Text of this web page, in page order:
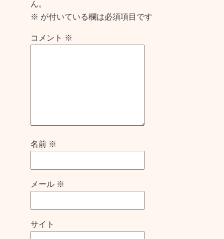
ん。
※ が付いている欄は必須項目です
コメント ※
名前 ※
メール ※
サイト